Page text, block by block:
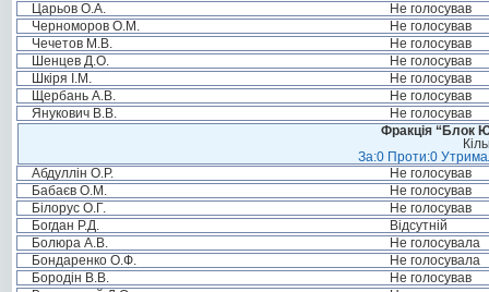
Царьов О.А.
Не голосував
Черноморов О.М.
Не голосував
Чечетов М.В.
Не голосував
Шенцев Д.О.
Не голосував
Шкіря І.М.
Не голосував
Щербань А.В.
Не голосував
Янукович В.В.
Не голосував
Фракція “Блок
За:0 Проти:0
Абдуллін О.Р.
Не голосував
Бабаєв О.М.
Не голосував
Білорус О.Г.
Не голосував
Богдан Р.Д.
Відсутній
Болюра А.В.
Не голосувала
Бондаренко О.Ф.
Не голосувала
Бородін В.В.
Не голосував